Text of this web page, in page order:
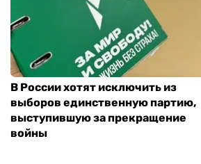
В России хотят исключить из
выборов единственную партию,
выступившую за прекращение
войны